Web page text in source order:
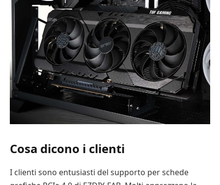
Cosa dicono i clienti
I clienti sono entusiasti del supporto per schede